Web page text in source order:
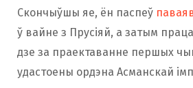
Скончыўшы яе, ён паспеў
ў вайне з Прусіяй, а затым
дзе за праектаванне першых
удастоены ордэна Асманскай